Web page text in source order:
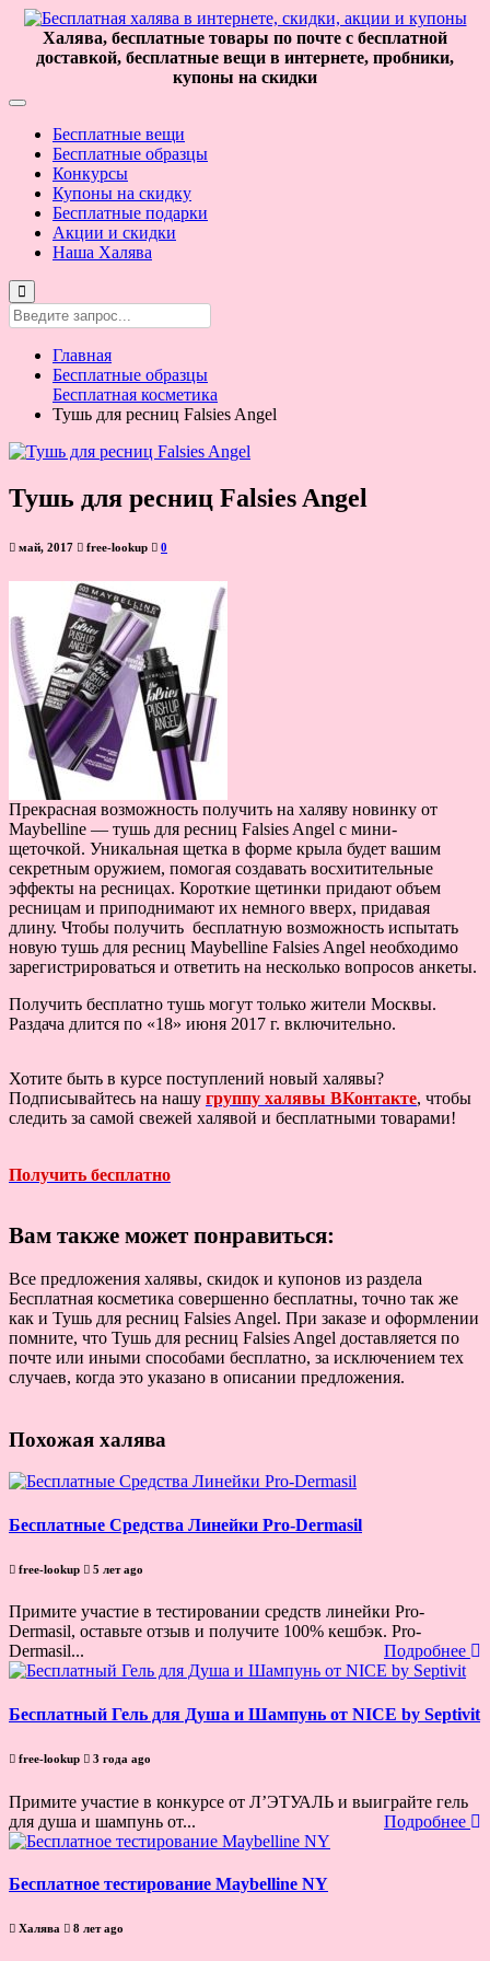
Халява, бесплатные товары по почте с бесплатной
доставкой, бесплатные вещи в интернете, пробники,
купоны на скидки
Бесплатные вещи
Бесплатные образцы
Конкурсы
Купоны на скидку
Бесплатные подарки
Акции и скидки
Наша Халява
Главная
Бесплатные образцы
Бесплатная косметика
Тушь для ресниц Falsies Angel
Тушь для ресниц Falsies Angel
май, 2017 free-lookup 0
Прекрасная возможность получить на халяву новинку от
Maybelline — тушь для ресниц Falsies Angel с мини-
щеточкой. Уникальная щетка в форме крыла будет вашим
секретным оружием, помогая создавать восхитительные
эффекты на ресницах. Короткие щетинки придают объем
ресницам и приподнимают их немного вверх, придавая
длину. Чтобы получить бесплатную возможность испытать
новую тушь для ресниц Maybelline Falsies Angel необходимо
зарегистрироваться и ответить на несколько вопросов анкеты.
Получить бесплатно тушь могут только жители Москвы.
Раздача длится по «18» июня 2017 г. включительно.
Хотите быть в курсе поступлений новый халявы?
Подписывайтесь на нашу группу халявы ВКонтакте, чтобы
следить за самой свежей халявой и бесплатными товарами!
Получить бесплатно
Вам также может понравиться:
Все предложения халявы, скидок и купонов из раздела
Бесплатная косметика совершенно бесплатны, точно так же
как и Тушь для ресниц Falsies Angel. При заказе и оформлении
помните, что Тушь для ресниц Falsies Angel доставляется по
почте или иными способами бесплатно, за исключением тех
случаев, когда это указано в описании предложения.
Похожая халява
Бесплатные Средства Линейки Pro-Dermasil
free-lookup 5 лет ago
Примите участие в тестировании средств линейки Pro-
Dermasil, оставьте отзыв и получите 100% кешбэк. Pro-
Dermasil...
Подробнее
Бесплатный Гель для Душа и Шампунь от NICE by Septivit
free-lookup 3 года ago
Примите участие в конкурсе от Л’ЭТУАЛЬ и выиграйте гель
для душа и шампунь от...
Подробнее
Бесплатное тестирование Maybelline NY
Халява 8 лет ago